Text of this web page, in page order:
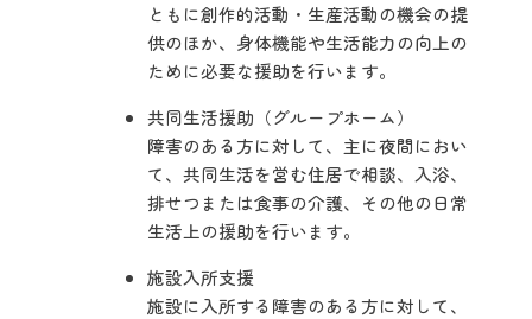
ともに創作的活動・生産活動の機会の提
供のほか、身体機能や生活能力の向上の
ために必要な援助を行います。
共同生活援助（グループホーム）
障害のある方に対して、主に夜間におい
て、共同生活を営む住居で相談、入浴、
排せつまたは食事の介護、その他の日常
生活上の援助を行います。
施設入所支援
施設に入所する障害のある方に対して、